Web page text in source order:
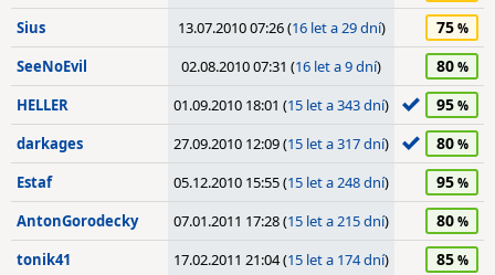
Sius 13.07.2010 07:26 (16 let a 29 dní) 75
SeeNoEvil 02.08.2010 07:31 (16 let a 9 dní) 80
HELLER 01.09.2010 18:01 (15 let a 343 dní) 95
darkages 27.09.2010 12:09 (15 let a 317 dní) 80
Estaf 05.12.2010 15:55 (15 let a 248 dní) 95
AntonGorodecky 07.01.2011 17:28 (15 let a 215 dní) 80
tonik41 17.02.2011 21:04 (15 let a 174 dní) 85